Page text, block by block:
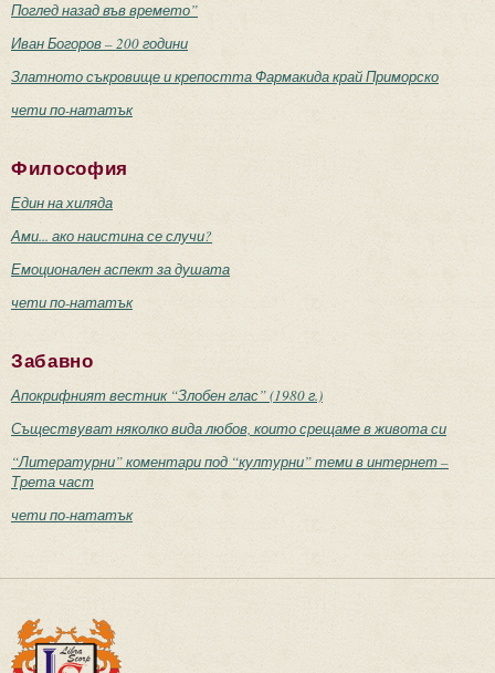
Поглед назад във времето”
Иван Богоров – 200 години
Златното съкровище и крепостта Фармакида край Приморско
чети по-нататък
Философия
Един на хиляда
Ами... ако наистина се случи?
Емоционален аспект за душата
чети по-нататък
Забавно
Апокрифният вестник “Злобен глас” (1980 г.)
Съществуват няколко вида любов, които срещаме в живота си
“Литературни” коментари под “културни” теми в интернет –
Трета част
чети по-нататък